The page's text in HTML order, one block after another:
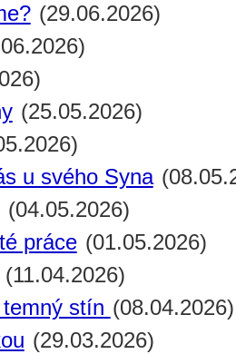
(29.06.2026)
(25.05.2026)
u svého Syna
(04.05.2026)
práce (01.05.2026)
(11.04.2026)
stín (08.04.2026)
(29.03.2026)